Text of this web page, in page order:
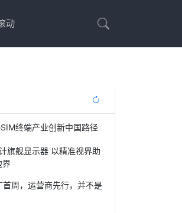
动
终端产业创新中国路径
旗舰显示器 以精准视界助
界
周，运营商先行，并不是